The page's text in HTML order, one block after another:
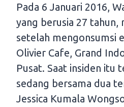
Pada 6 Januari 2016,
yang berusia 27 tahun,
setelah mengonsumsi
Olivier Cafe, Grand
Pusat. Saat insiden itu
sedang bersama dua
Jessica Kumala